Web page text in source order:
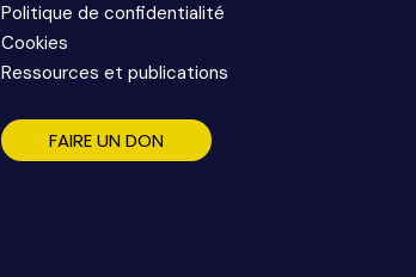
Politique de confidentialité
Cookies
Ressources et publications
FAIRE UN DON